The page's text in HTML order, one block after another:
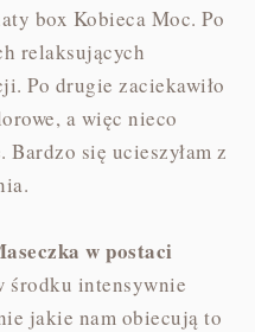
box Kobieca Moc. Po
relaksujących
Po drugie zaciekawiło
a więc nieco
się ucieszyłam z
w postaci
środku intensywnie
jakie nam obiecują to